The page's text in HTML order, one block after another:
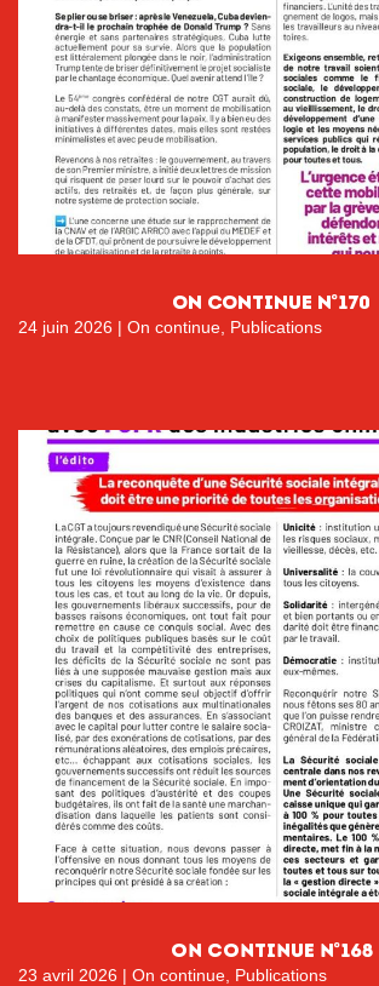
ON CONTINUE N°170
24 juin 2026 | On continue Publications
on continue n°168
23 avril 2026 | On continue Publications